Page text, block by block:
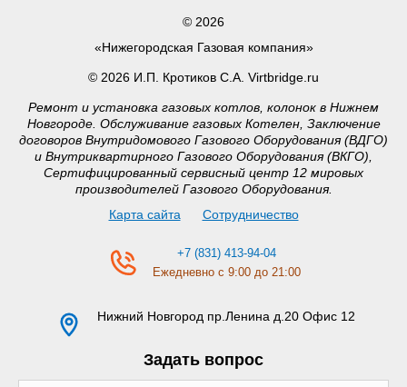
© 2026
«Нижегородская Газовая компания»
© 2026 И.П. Кротиков С.А. Virtbridge.ru
Ремонт и установка газовых котлов, колонок в Нижнем
Новгороде. Обслуживание газовых Котелен, Заключение
договоров Внутридомового Газового Оборудования (ВДГО)
и Внутриквартирного Газового Оборудования (ВКГО),
Сертифицированный сервисный центр 12 мировых
производителей Газового Оборудования.
Карта сайта
Сотрудничество
+7 (831) 413-94-04
Ежедневно с 9:00 до 21:00
Нижний Новгород пр.Ленина д.20 Офис 12
Задать вопрос